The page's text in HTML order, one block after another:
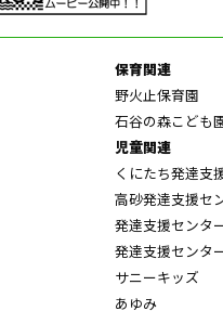
保育関連
野火止保育園
石谷の森こども
児童関連
くにたち発達支
高砂発達支援セ
発達支援センタ
発達支援センタ
サニーキッズ
あゆみ